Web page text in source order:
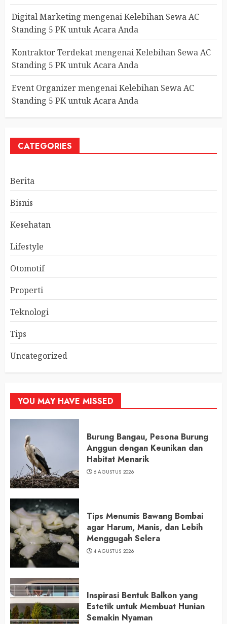
Digital Marketing mengenaiKelebihan Sewa AC
Standing 5 PK untuk Acara Anda
Kontraktor TerdekatmengenaiKelebihan Sewa AC
Standing 5 PK untuk Acara Anda
Event OrganizermengenaiKelebihan Sewa AC
Standing 5 PK untuk Acara Anda
CATEGORIES
Berita
Bisnis
Kesehatan
Lifestyle
Otomotif
Properti
Teknologi
Tips
Uncategorized
YOU MAY HAVE MISSED
Burung Bangau, Pesona Burung
Anggun dengan Keunikan dan
Habitat Menarik
6 AGUSTUS 2026
Tips Menumis Bawang Bombai
agar Harum, Manis, dan Lebih
Menggugah Selera
4 AGUSTUS 2026
Inspirasi Bentuk Balkon yang
Estetik untuk Membuat Hunian
Semakin Nyaman